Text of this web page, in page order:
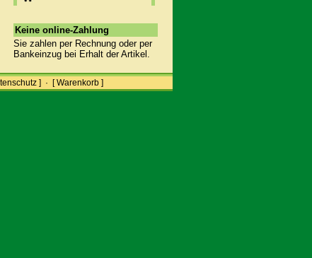
Keine online-Zahlung
Sie zahlen per Rechnung oder per
Bankeinzug bei Erhalt der Artikel.
] · [ Warenkorb ]